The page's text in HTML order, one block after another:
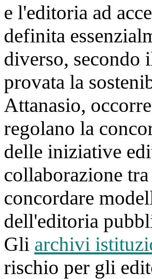
e l'editoria ad
definita
diverso, secondo
provata la
Attanasio,
regolano la
delle iniziative
collaborazione
concordare
dell'editoria
Gli archivi
rischio per gli